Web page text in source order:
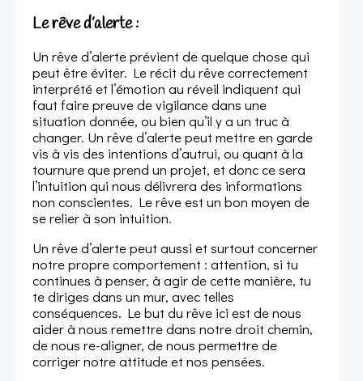
Le rêve d’alerte :
Un rêve d’alerte prévient de quelque chose qui
peut être éviter. Le récit du rêve correctement
interprété et l’émotion au réveil indiquent qui
faut faire preuve de vigilance dans une
situation donnée, ou bien qu’il y a un truc à
changer. Un rêve d’alerte peut mettre en garde
vis à vis des intentions d’autrui, ou quant à la
tournure que prend un projet, et donc ce sera
l’intuition qui nous délivrera des informations
non conscientes. Le rêve est un bon moyen de
se relier à son intuition.
Un rêve d’alerte peut aussi et surtout concerner
notre propre comportement : attention, si tu
continues à penser, à agir de cette manière, tu
te diriges dans un mur, avec telles
conséquences. Le but du rêve ici est de nous
aider à nous remettre dans notre droit chemin,
de nous re-aligner, de nous permettre de
corriger notre attitude et nos pensées.